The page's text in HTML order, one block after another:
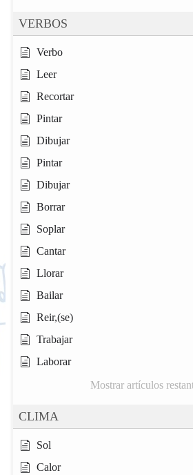
VERBOS
Verbo
Leer
Recortar
Pintar
Dibujar
Pintar
Dibujar
Borrar
Soplar
Cantar
Llorar
Bailar
Reir,(se)
Trabajar
Laborar
Mostrar artículos
CLIMA
Sol
Calor